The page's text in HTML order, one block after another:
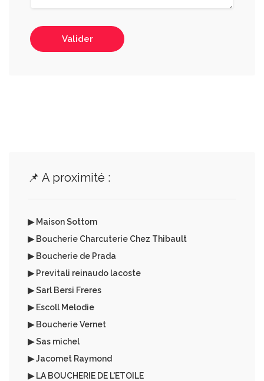
Valider
📌 A proximité :
▶ Maison Sottom
▶ Boucherie Charcuterie Chez Thibault
▶ Boucherie de Prada
▶ Previtali reinaudo lacoste
▶ Sarl Bersi Freres
▶ Escoll Melodie
▶ Boucherie Vernet
▶ Sas michel
▶ Jacomet Raymond
▶ LA BOUCHERIE DE L'ETOILE